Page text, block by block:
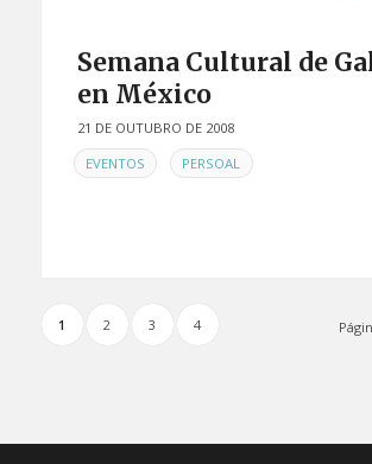
Semana Cultural de
en México
21 DE OUTUBRO DE 2008
EN EVENTOS , PERSOAL
1 2 3 4